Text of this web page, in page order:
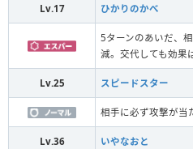
Lv.17 ひかりのかべ
5ターンのあいだ、
減。交代しても効果
Lv.25 スピードスター
相手に必ず攻撃が当
Lv.36 いやなおと